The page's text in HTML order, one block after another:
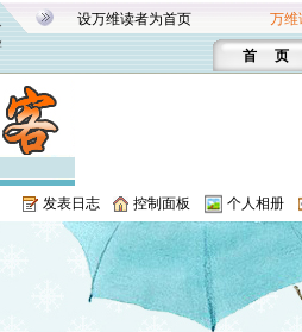
设万维读者为首页 万维
首 页
发表日志 控制面板 个人相册